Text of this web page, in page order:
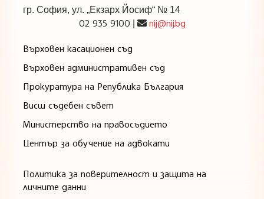
гр. София, ул. „Екзарх Йосиф“ № 14
02 935 9100 nij@nij.bg
Върховен касационен съд
Върховен административен съд
Прокуратура на Република България
Висш съдебен съвет
Министерство на правосъдието
Център за обучение на адвокати
Политика за поверителност и защита на
личните данни